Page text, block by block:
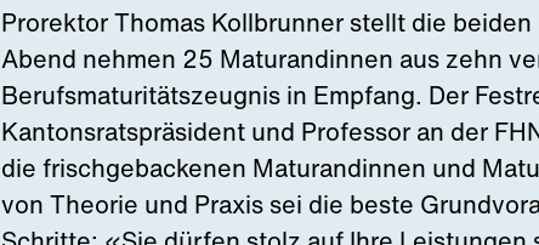
Prorektor Thomas Kollbrunner stellt die
Abend nehmen 25 Maturandinnen aus zehn
Berufsmaturitätszeugnis in Empfang. Der
Kantonsratspräsident und Professor an der
die frischgebackenen Maturandinnen und
von Theorie und Praxis sei die beste